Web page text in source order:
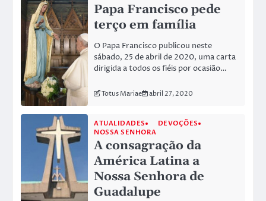
Papa Francisco pede
terço em família
O Papa Francisco publicou neste
sábado, 25 de abril de 2020, uma carta
dirigida a todos os fiéis por ocasião…
Totus Mariae abril 27, 2020
ATUALIDADES
DEVOÇÕES
NOSSA SENHORA
A consagração da
América Latina a
Nossa Senhora de
Guadalupe